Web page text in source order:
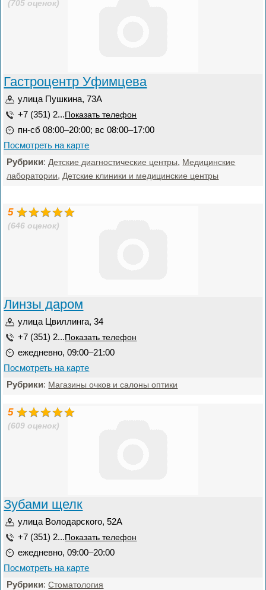
(705 оценок)
Гастроцентр Уфимцева
улица Пушкина, 73А
+7 (351) 2... Показать телефон
пн-сб 08:00–20:00; вс 08:00–17:00
Посмотреть на карте
Рубрики: Детские диагностические центры, Медицинские
лаборатории, Детские клиники и медицинские центры
5
(646 оценок)
Линзы даром
улица Цвиллинга, 34
+7 (351) 2... Показать телефон
ежедневно, 09:00–21:00
Посмотреть на карте
Рубрики: Магазины очков и салоны оптики
5
(609 оценок)
Зубами щелк
улица Володарского, 52А
+7 (351) 2... Показать телефон
ежедневно, 09:00–20:00
Посмотреть на карте
Рубрики:Стоматология